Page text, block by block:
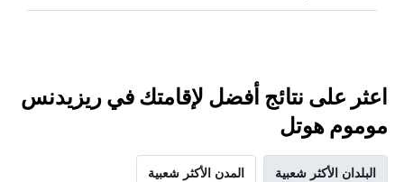
اعثر على نتائج أفضل لإقامتك في ريزيدنس
موموم هوتل
البلدان الأكثر شعبية المدن الأكثر شعبية